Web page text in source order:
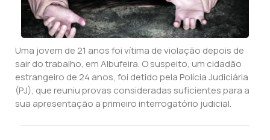
Uma jovem de 21 anos foi vítima de violação depois de
sair do trabalho, em Albufeira. O suspeito, um cidadão
estrangeiro de 24 anos, foi detido pela Polícia Judiciária
(PJ), que reuniu provas consideradas suficientes para a
sua apresentação a primeiro interrogatório judicial.